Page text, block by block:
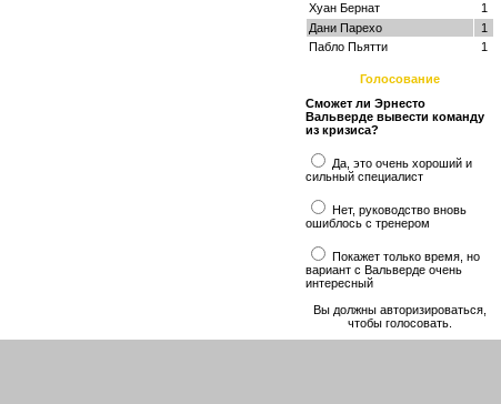
Хуан Бернат
1
Дани Парехо
1
Пабло Пьятти
1
Голосование
Сможет ли Эрнесто
Вальверде вывести команду
из кризиса?
Да, это очень хороший и
сильный специалист
Нет, руководство вновь
ошиблось с тренером
Покажет только время, но
вариант с Вальверде очень
интересный
Вы должны авторизироваться,
чтобы голосовать.